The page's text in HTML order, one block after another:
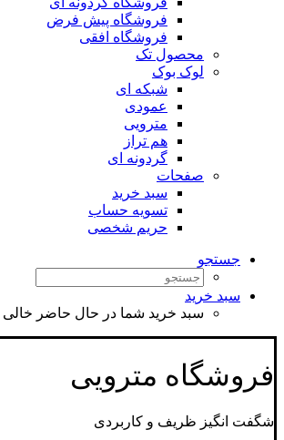
فروشگاه پیش فرض
فروشگاه افقی
محصول تک
لوک بوک
شبکه ای
عمودی
مترویی
هم تراز
گردونه ای
صفحات
سبد خرید
تسویه حساب
حریم شخصی
جستجو
سبد خرید
سبد خرید شما در حال حاضر
فروشگاه مترویی
شگفت انگیز ظریف و کاربردی